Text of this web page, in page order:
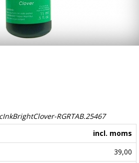
RGRTAB.25467
incl. moms
39,00